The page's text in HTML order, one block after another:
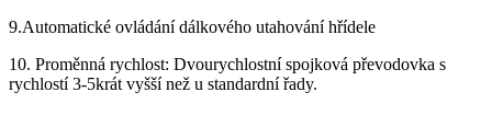
9.Automatické ovládání dálkového utahování hřídele
10. Proměnná rychlost: Dvourychlostní spojková převodovka s
rychlostí 3-5krát vyšší než u standardní řady.